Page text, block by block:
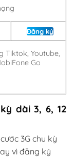
Đăng ký
Tiktok, Youtube,
Go
dài 3, 6, 12
3G chu kỳ
vì đăng ký